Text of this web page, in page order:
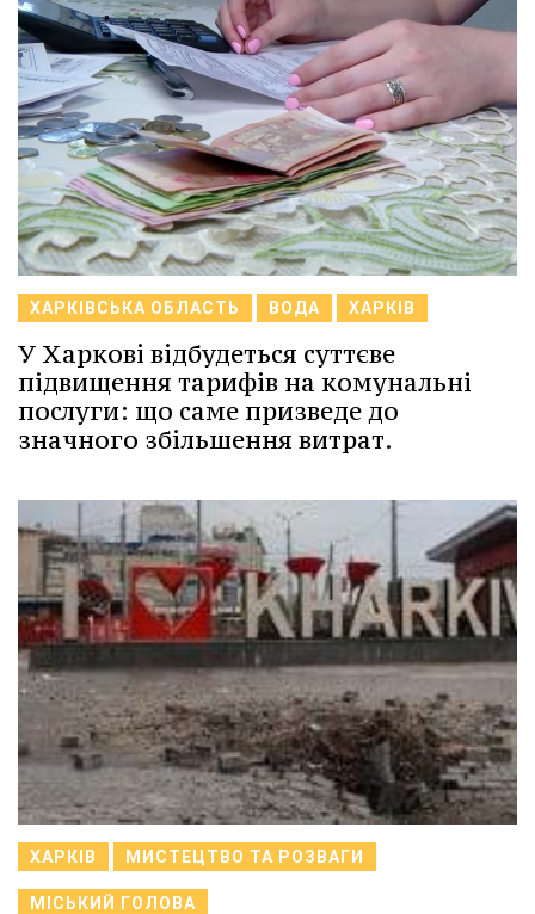
ХАРКІВСЬКА ОБЛАСТЬ ВОДА ХАРКІВ
У Харкові відбудеться суттєве
підвищення тарифів на комунальні
послуги: що саме призведе до
значного збільшення витрат.
ХАРКІВ МИСТЕЦТВО ТА РОЗВАГИ
МІСЬКИЙ ГОЛОВА